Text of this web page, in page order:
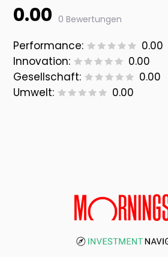
0.00 0 Bewertungen
Performance:
0.00
Innovation:
0.00
Gesellschaft:
0.00
Umwelt:
0.00